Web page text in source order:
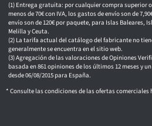
o
Entrega gratuita: por cualquier compra superior o
menos de 70€ con IVA, los gastos de envío son de
envío son de 120€ por paquete, para Islas Baleares,
Melilla y Ceuta.
La tarifa actual del catálogo del fabricante no
generalmente se encuentra en el sitio web.
Agregación de las valoraciones de Opiniones
basada en 861 opiniones de los últimos 12 meses y
desde 06/08/2015 para España.
* Consulte las condiciones de las ofertas comerciales